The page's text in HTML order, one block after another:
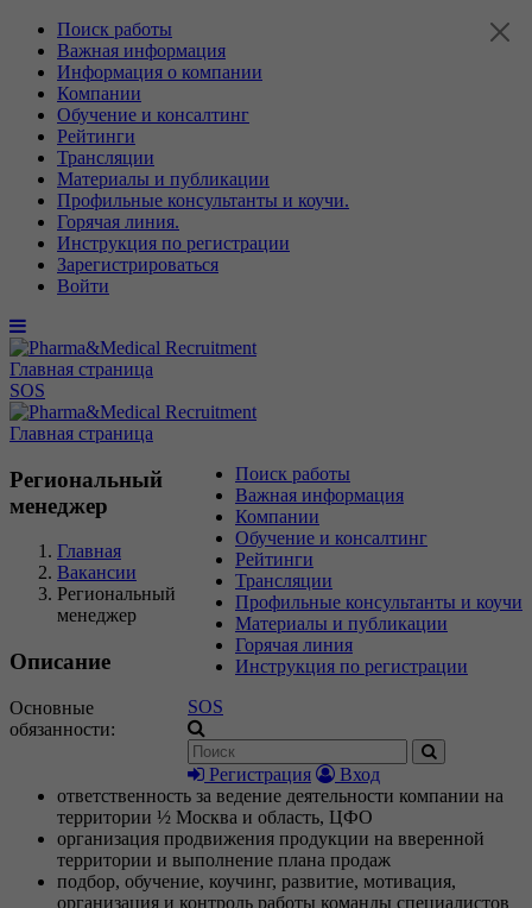
Поиск работы
Важная информация
Информация о компании
Компании
Обучение и консалтинг
Рейтинги
Трансляции
Материалы и публикации
Профильные консультанты и коучи.
Горячая линия.
Инструкция по регистрации
Зарегистрироваться
Войти
Главная страница
SOS
Главная страница
Поиск работы
Важная информация
Компании
Обучение и консалтинг
Рейтинги
Трансляции
Профильные консультанты и коучи
Материалы и публикации
Горячая линия
Инструкция по регистрации
SOS
Регистрация Вход
Региональный
менеджер
Главная
Вакансии
Региональный
менеджер
Описание
Основные
обязанности:
ответственность за ведение деятельности компании на
территории ½ Москва и область, ЦФО
организация продвижения продукции на вверенной
территории и выполнение плана продаж
подбор, обучение, коучинг, развитие, мотивация,
организация и контроль работы команды специалистов